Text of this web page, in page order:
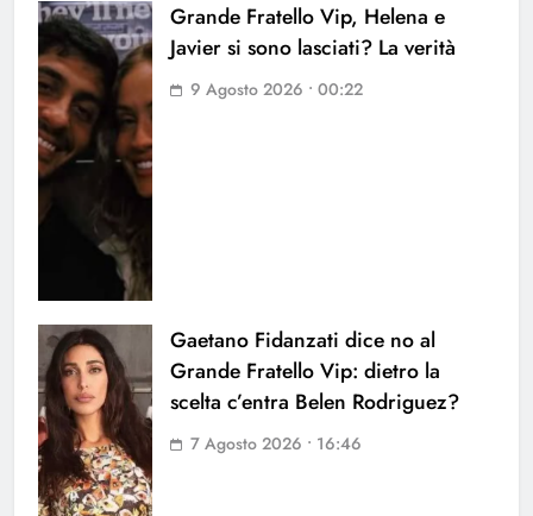
Grande Fratello Vip, Helena e
Javier si sono lasciati? La verità
9 Agosto 2026 • 00:22
Gaetano Fidanzati dice no al
Grande Fratello Vip: dietro la
scelta c’entra Belen Rodriguez?
7 Agosto 2026 • 16:46